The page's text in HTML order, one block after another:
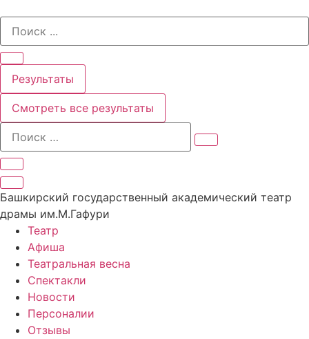
содержимому
Search
Результаты
Смотреть все результаты
Башкирский государственный академический театр
драмы им.М.Гафури
Театр
Афиша
Театральная весна
Спектакли
Новости
Персоналии
Отзывы